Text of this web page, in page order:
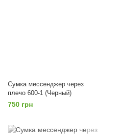
Сумка мессенджер через
плечо 600-1 (Черный)
750 грн